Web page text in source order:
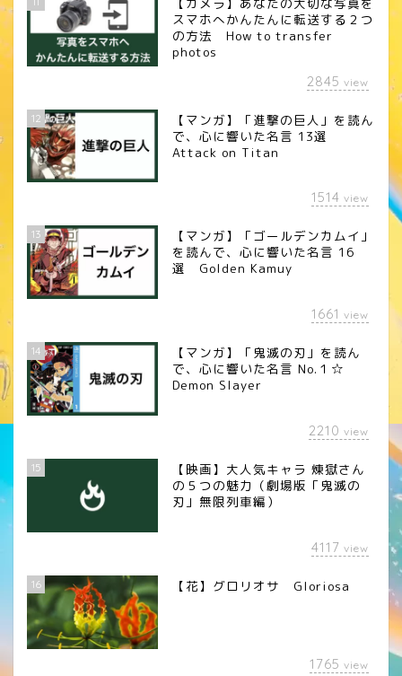
スマホへかんたんに転送する２つ
の方法 How to transfer
photos
2845 view
12
【マンガ】「進撃の巨人」を読ん
で、心に響いた名言 13選
Attack on Titan
1514 view
13
【マンガ】「ゴールデンカムイ」
を読んで、心に響いた名言 16
選 Golden Kamuy
1661 view
14
【マンガ】「鬼滅の刃」を読ん
で、心に響いた名言 No.１☆
Demon Slayer
2210 view
15
【映画】大人気キャラ 煉󠄁獄さん
の５つの魅力（劇場版「鬼滅の
刃」無限列車編）
4117 view
16 【花】グロリオサ Gloriosa
1765 view